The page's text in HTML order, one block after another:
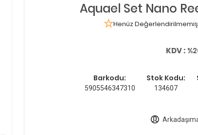
Aquael Set Nano
Henüz Değerlendirilmemiş
KDV :
Barkodu:
5905546347310
Stok Kodu:
134607